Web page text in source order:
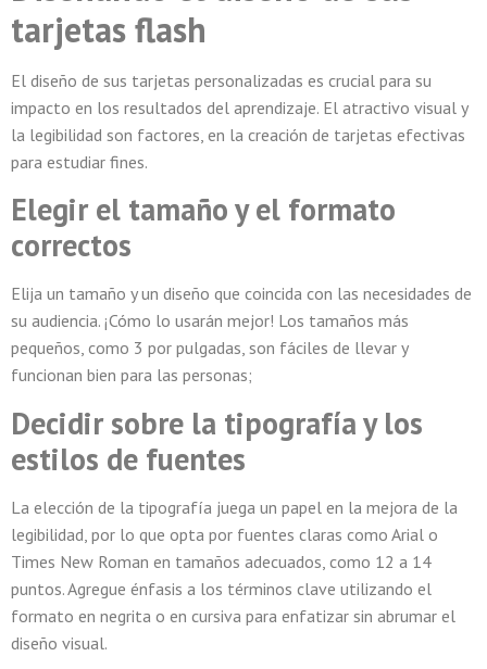
tarjetas flash
El diseño de sus tarjetas personalizadas es crucial para su
impacto en los resultados del aprendizaje. El atractivo visual y
la legibilidad son factores, en la creación de tarjetas efectivas
para estudiar fines.
Elegir el tamaño y el formato
correctos
Elija un tamaño y un diseño que coincida con las necesidades de
su audiencia. ¡Cómo lo usarán mejor! Los tamaños más
pequeños, como 3 por pulgadas, son fáciles de llevar y
funcionan bien para las personas;
Decidir sobre la tipografía y los
estilos de fuentes
La elección de la tipografía juega un papel en la mejora de la
legibilidad, por lo que opta por fuentes claras como Arial o
Times New Roman en tamaños adecuados, como 12 a 14
puntos. Agregue énfasis a los términos clave utilizando el
formato en negrita o en cursiva para enfatizar sin abrumar el
diseño visual.